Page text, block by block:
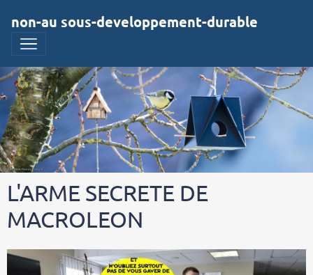
non-au sous-developpement-durable
L'ARME SECRETE DE
MACROLEON